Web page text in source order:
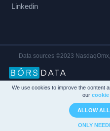
We use cookies to improve the content
our cookie
ALLOW
ONLY
Linkedin
Data sources ©2023